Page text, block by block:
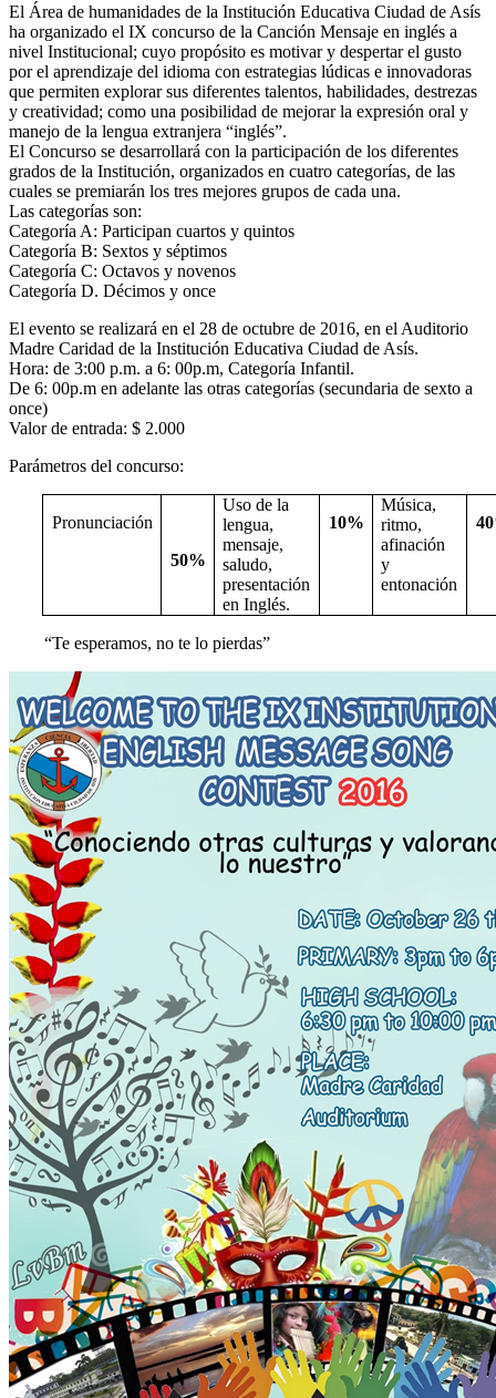
El Área de humanidades de la Institución Educativa Ciudad de Asís
ha organizado el IX concurso de la Canción Mensaje en inglés a
nivel Institucional; cuyo propósito es motivar y despertar el gusto
por el aprendizaje del idioma con estrategias lúdicas e innovadoras
que permiten explorar sus diferentes talentos, habilidades, destrezas
y creatividad; como una posibilidad de mejorar la expresión oral y
manejo de la lengua extranjera “inglés”.
El Concurso se desarrollará con la participación de los diferentes
grados de la Institución, organizados en cuatro categorías, de las
cuales se premiarán los tres mejores grupos de cada una.
Las categorías son:
Categoría A: Participan cuartos y quintos
Categoría B: Sextos y séptimos
Categoría C: Octavos y novenos
Categoría D. Décimos y once
El evento se realizará en el 28 de octubre de 2016, en el Auditorio
Madre Caridad de la Institución Educativa Ciudad de Asís.
Hora: de 3:00 p.m. a 6: 00p.m, Categoría Infantil.
De 6: 00p.m en adelante las otras categorías (secundaria de sexto a
once)
Valor de entrada: $ 2.000
Parámetros del concurso:
Pronunciación
50%
Uso de la
lengua,
mensaje,
saludo,
presentación
en Inglés.
10%
Música,
ritmo,
afinación
y
entonación
“Te esperamos, no te lo pierdas”